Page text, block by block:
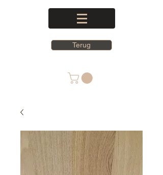
Terug